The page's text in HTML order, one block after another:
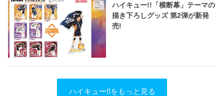
ハイキュー!!「横断幕」テーマの
描き下ろしグッズ 第2弾が新発
売!
ハイキュー!!をもっと見る